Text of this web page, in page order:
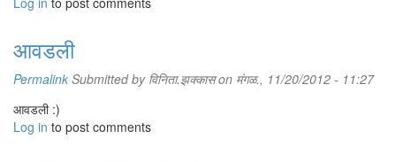
आवडली
Permalink Submitted by विनिता.झक्कासon मंगळ., 11/20/2012 - 11:27
आवडली :)
Log in to post comments